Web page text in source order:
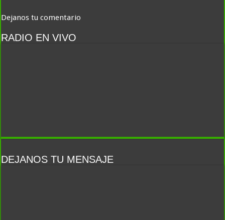
Dejanos tu comentario
RADIO EN VIVO
DEJANOS TU MENSAJE